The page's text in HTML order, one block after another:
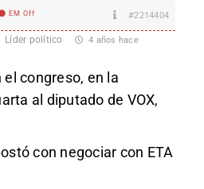
EM Off #2214404
Líder político 4 años hace
congreso, en la
al diputado de VOX,
con negociar con ETA